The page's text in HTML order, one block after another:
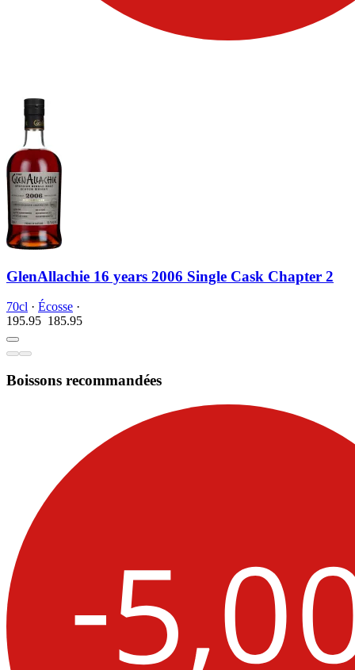
GlenAllachie 16 years 2006 Single Cask Chapter 2
70cl · Écosse ·
195.95 185.95
Boissons recommandées